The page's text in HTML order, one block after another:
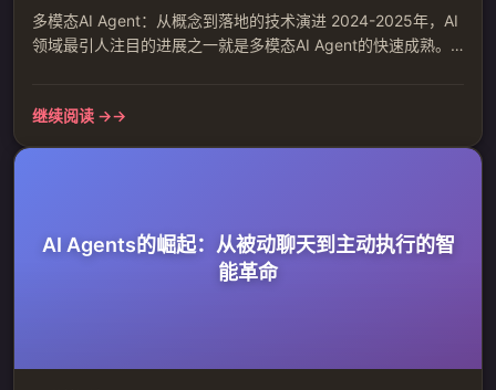
多模态AI Agent：从概念到落地的技术演进 2024-2025年，AI
领域最引人注目的进展之一就是多模态AI Agent的快速成熟。
角度深入分析多模态AI Agent的演进路径、核心架构和落地实
继续阅读 →
AI Agents的崛起：从被动聊天到主动执行的智
能革命